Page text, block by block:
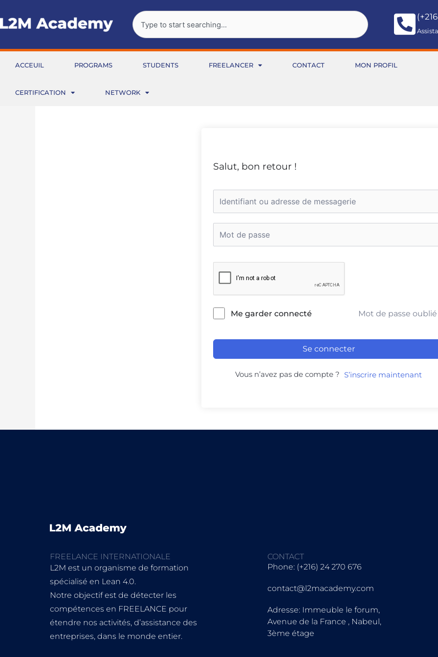
au
contenu
Rechercher
ACCEUIL PROGRAMS STUDENTS FREELANCER CONTACT MON PROFIL
CERTIFICATION NETWORK
Salut, bon retour !
Me garder connecté Mot de passe oublié
Se connecter
Vous n’avez pas de compte ? S’inscrire maintenant
FREELANCE INTERNATIONALE
L2M est un organisme de formation
spécialisé en Lean 4.0.
Notre objectif est de détecter les
compétences en FREELANCE pour
étendre nos activités, d’assistance des
entreprises, dans le monde entier.
CONTACT
Phone: (+216) 24 270 676
contact@l2macademy.com
Adresse: Immeuble le forum,
Avenue de la France , Nabeul,
3ème étage